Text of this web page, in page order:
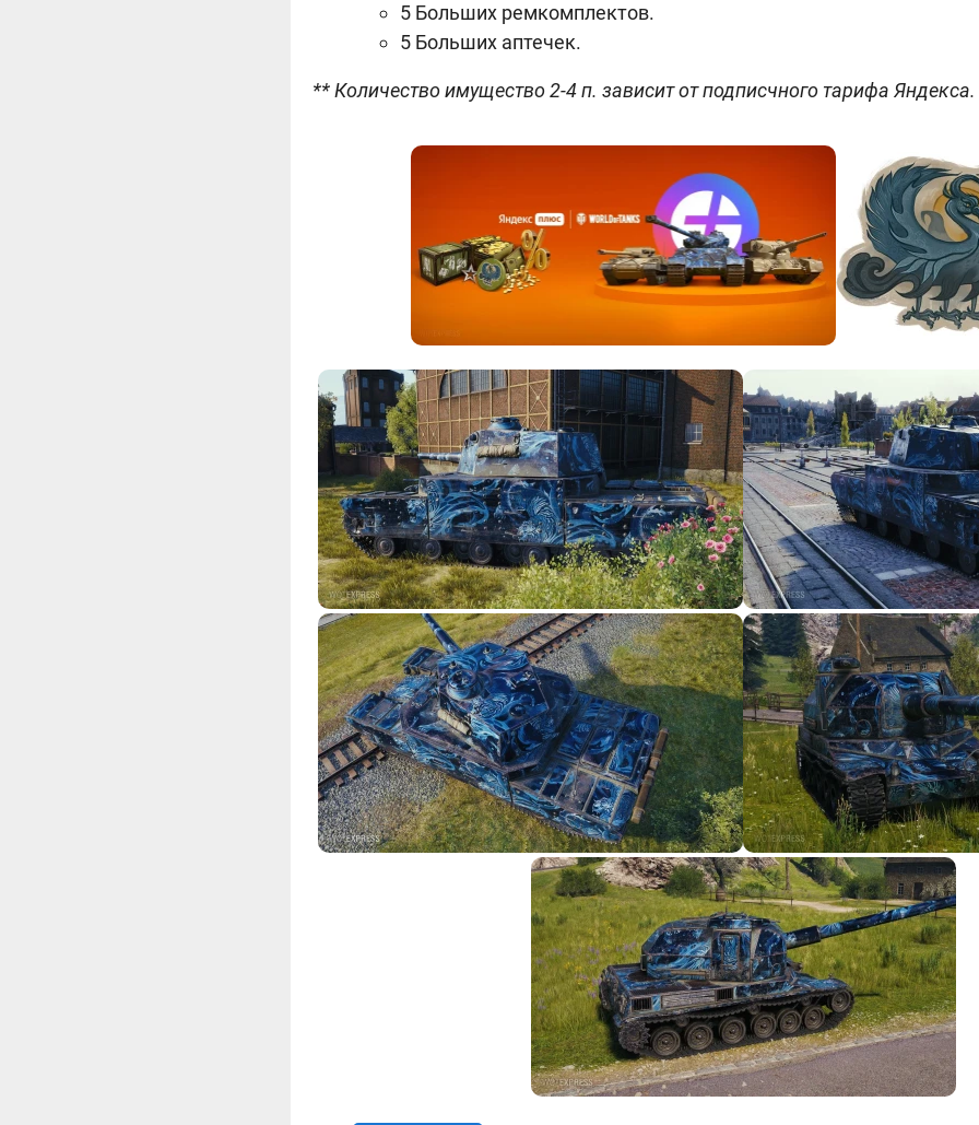
5 Больших ремкомплектов.
5 Больших аптечек.
** Количество имущество 2-4 п. зависит от подписчного тарифа Яндекса.